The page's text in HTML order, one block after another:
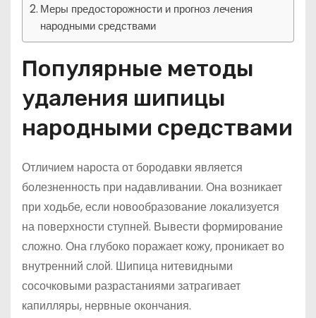
Меры предосторожности и прогноз лечения
народными средствами
Популярные методы
удаления шипицы
народными средствами
Отличием нароста от бородавки является
болезненность при надавливании. Она возникает
при ходьбе, если новообразование локализуется
на поверхности ступней. Вывести формирование
сложно. Она глубоко поражает кожу, проникает во
внутренний слой. Шипица нитевидными
сосочковыми разрастаниями затрагивает
капилляры, нервные окончания.